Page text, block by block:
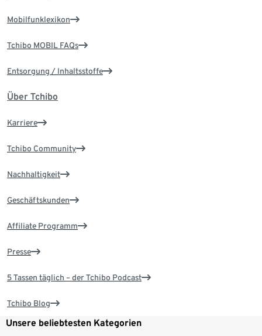
Mobilfunklexikon
Tchibo MOBIL FAQs
Entsorgung / Inhaltsstoffe
Über Tchibo
Karriere
Tchibo Community
Nachhaltigkeit
Geschäftskunden
Affiliate Programm
Presse
5 Tassen täglich – der Tchibo Podcast
Tchibo Blog
Unsere beliebtesten Kategorien